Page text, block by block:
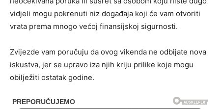
vidjeli mogu pokrenuti niz događaja koji će vam otvoriti
vrata prema mnogo većoj finansijskoj sigurnosti.
Zvijezde vam poručuju da ovog vikenda ne odbijate nova
iskustva, jer se upravo iza njih kriju prilike koje mogu
obilježiti ostatak godine.